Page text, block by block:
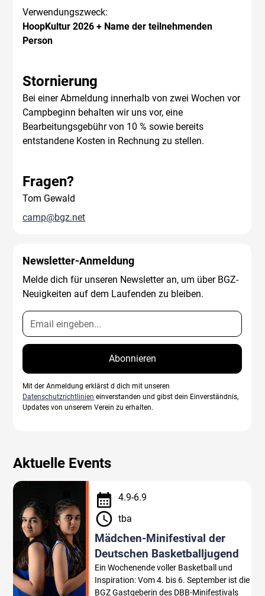
Newsletter-Anmeldung
Melde dich für unseren Newsletter an, um über BGZ-
Neuigkeiten auf dem Laufenden zu bleiben.
Mit der Anmeldung erklärst d dich mit unseren
Datenschutzrichtlinien einverstanden und gibst dein Einverständnis,
Updates von unserem Verein zu erhalten.
Aktuelle Events
4.9-6.9
tba
Mädchen-Minifestival der
Deutschen Basketballjugend
Ein Wochenende voller Basketball und
Inspiration: Vom 4. bis 6. September ist die
BGZ Gastgeberin des DBB-Minifestivals
Verwendungszweck:
HoopKultur 2026 + Name der teilnehmenden
Person
Stornierung
Bei einer Abmeldung innerhalb von zwei Wochen vor
Campbeginn behalten wir uns vor, eine
Bearbeitungsgebühr von 10 % sowie bereits
entstandene Kosten in Rechnung zu stellen.
Fragen?
Tom Gewald
camp@bgz.net